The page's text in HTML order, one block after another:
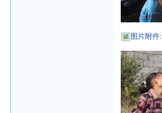
图片附件: